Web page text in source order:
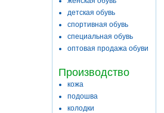
детская обувь
спортивная обувь
специальная обувь
оптовая продажа обуви
Производство
кожа
подошва
колодки